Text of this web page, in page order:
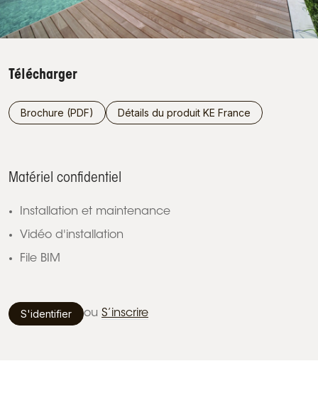
Télécharger
Brochure (PDF) Détails du produit KE France
Matériel confidentiel
Installation et maintenance
Vidéo d'installation
File BIM
S'identifier ou S’inscrire